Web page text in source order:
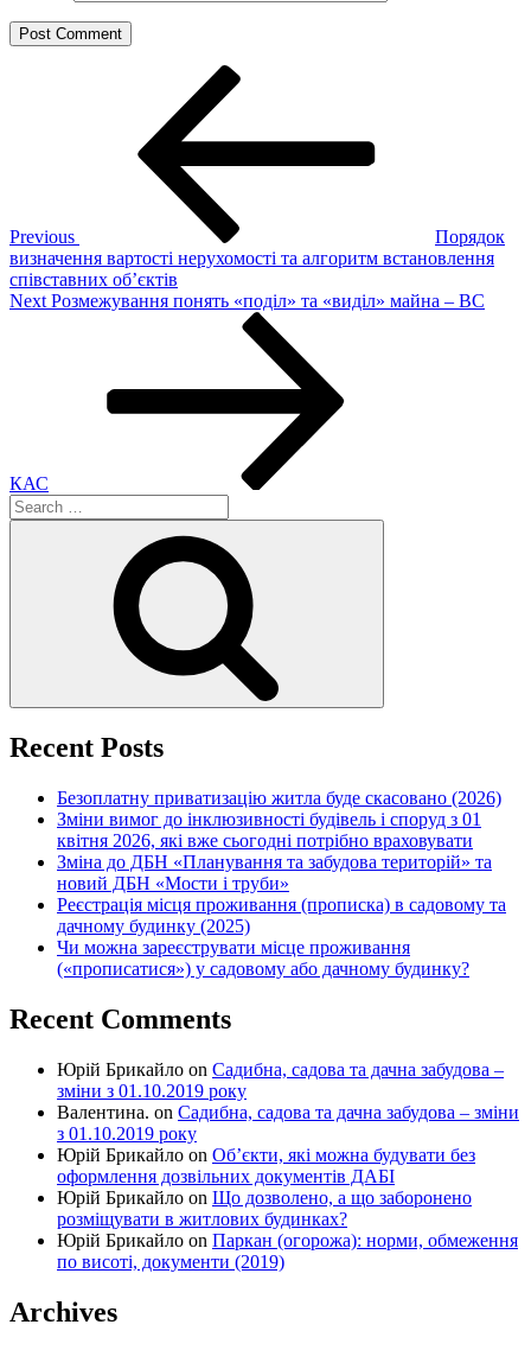
Previous
Порядок
визначення вартості нерухомості та алгоритм встановлення
співставних об’єктів
Next
Next Розмежування понять «поділ» та «виділ» майна – ВС
КАС
Search
for:
Recent Posts
Безоплатну приватизацію житла буде скасовано (2026)
Зміни вимог до інклюзивності будівель і споруд з 01
квітня 2026, які вже сьогодні потрібно враховувати
Зміна до ДБН «Планування та забудова територій» та
новий ДБН «Мости і труби»
Реєстрація місця проживання (прописка) в садовому та
дачному будинку (2025)
Чи можна зареєструвати місце проживання
(«прописатися») у садовому або дачному будинку?
Recent Comments
Юрій Брикайло on Садибна, садова та дачна забудова –
зміни з 01.10.2019 року
Валентина. on Садибна, садова та дачна забудова – зміни
з 01.10.2019 року
Юрій Брикайло on Об’єкти, які можна будувати без
оформлення дозвільних документів ДАБІ
Юрій Брикайло on Що дозволено, а що заборонено
розміщувати в житлових будинках?
Юрій Брикайло on Паркан (огорожа): норми, обмеження
по висоті, документи (2019)
Archives